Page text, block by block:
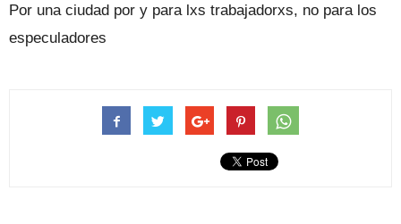
Por una ciudad por y para lxs trabajadorxs, no para los
especuladores